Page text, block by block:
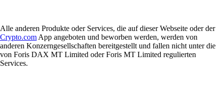
Alle anderen Produkte oder Services, die auf dieser Webseite oder der
Crypto.com App angeboten und beworben werden, werden von
anderen Konzerngesellschaften bereitgestellt und fallen nicht unter die
von Foris DAX MT Limited oder Foris MT Limited regulierten
Services.